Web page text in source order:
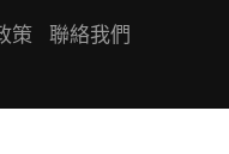
策 聯絡我們